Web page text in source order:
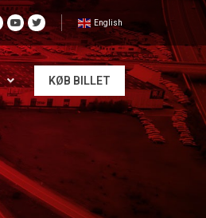
English
KØB BILLET